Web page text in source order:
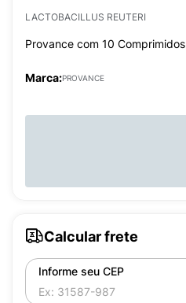
LACTOBACILLUS REUTERI
Provance com 10 Comprimidos
Marca:PROVANCE
Calcular frete
Informe seu CEP